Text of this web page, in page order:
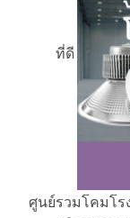
ที่ดี
ศูนย์รวมโคมโร